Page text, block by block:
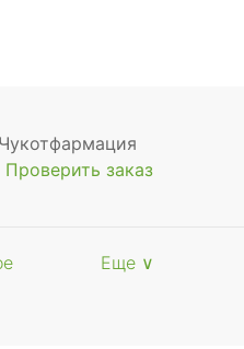
Проверить заказ
Еще ∨